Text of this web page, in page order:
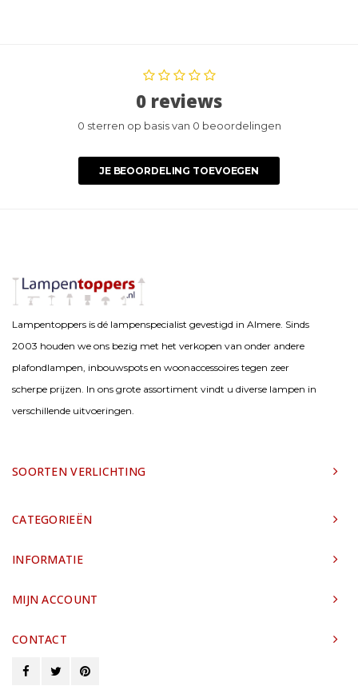
0 reviews
0 sterren op basis van 0 beoordelingen
JE BEOORDELING TOEVOEGEN
Lampentoppers is dé lampenspecialist gevestigd in Almere. Sinds
2003 houden we ons bezig met het verkopen van onder andere
plafondlampen, inbouwspots en woonaccessoires tegen zeer
scherpe prijzen. In ons grote assortiment vindt u diverse lampen in
verschillende uitvoeringen.
SOORTEN VERLICHTING
CATEGORIEËN
INFORMATIE
MIJN ACCOUNT
CONTACT